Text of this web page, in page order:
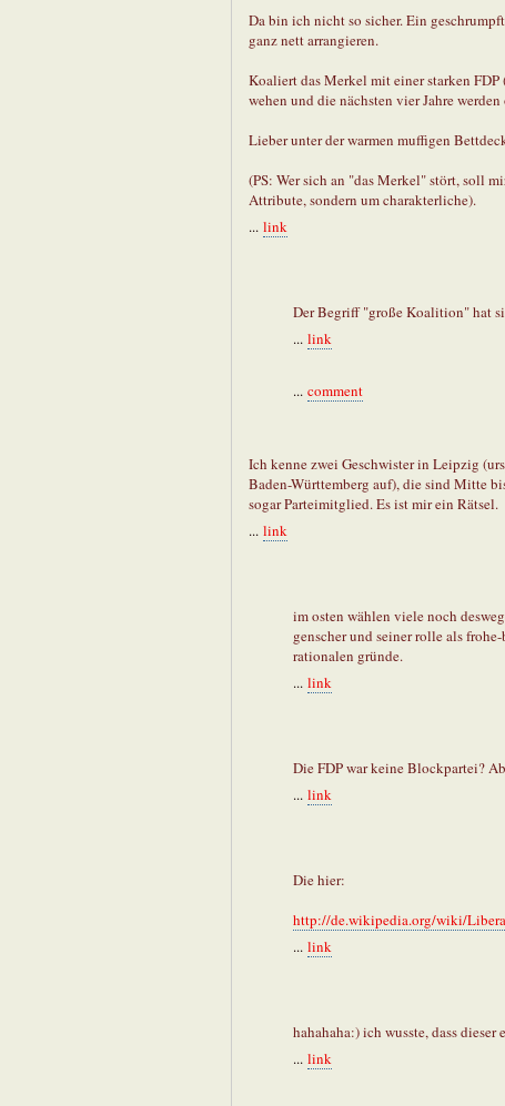
Da bin ich nicht so sicher. Ein
ganz nett arrangieren.
Koaliert das Merkel mit einer starken
wehen und die nächsten vier Jahre
Lieber unter der warmen muffigen
(PS: Wer sich an "das Merkel" stört, soll
Attribute, sondern um charakterliche).
... link
Der Begriff "große Koalition" hat
... link
... comment
Ich kenne zwei Geschwister in Leipzig
Baden-Württemberg auf), die sind Mitte
sogar Parteimitglied. Es ist mir ein Rätsel.
... link
im osten wählen viele noch
genscher und seiner rolle als
rationalen gründe.
... link
Die FDP war keine Blockpartei?
... link
Die hier:
http://de.wikipedia.org/wiki/
... link
hahahaha:) ich wusste, dass
... link